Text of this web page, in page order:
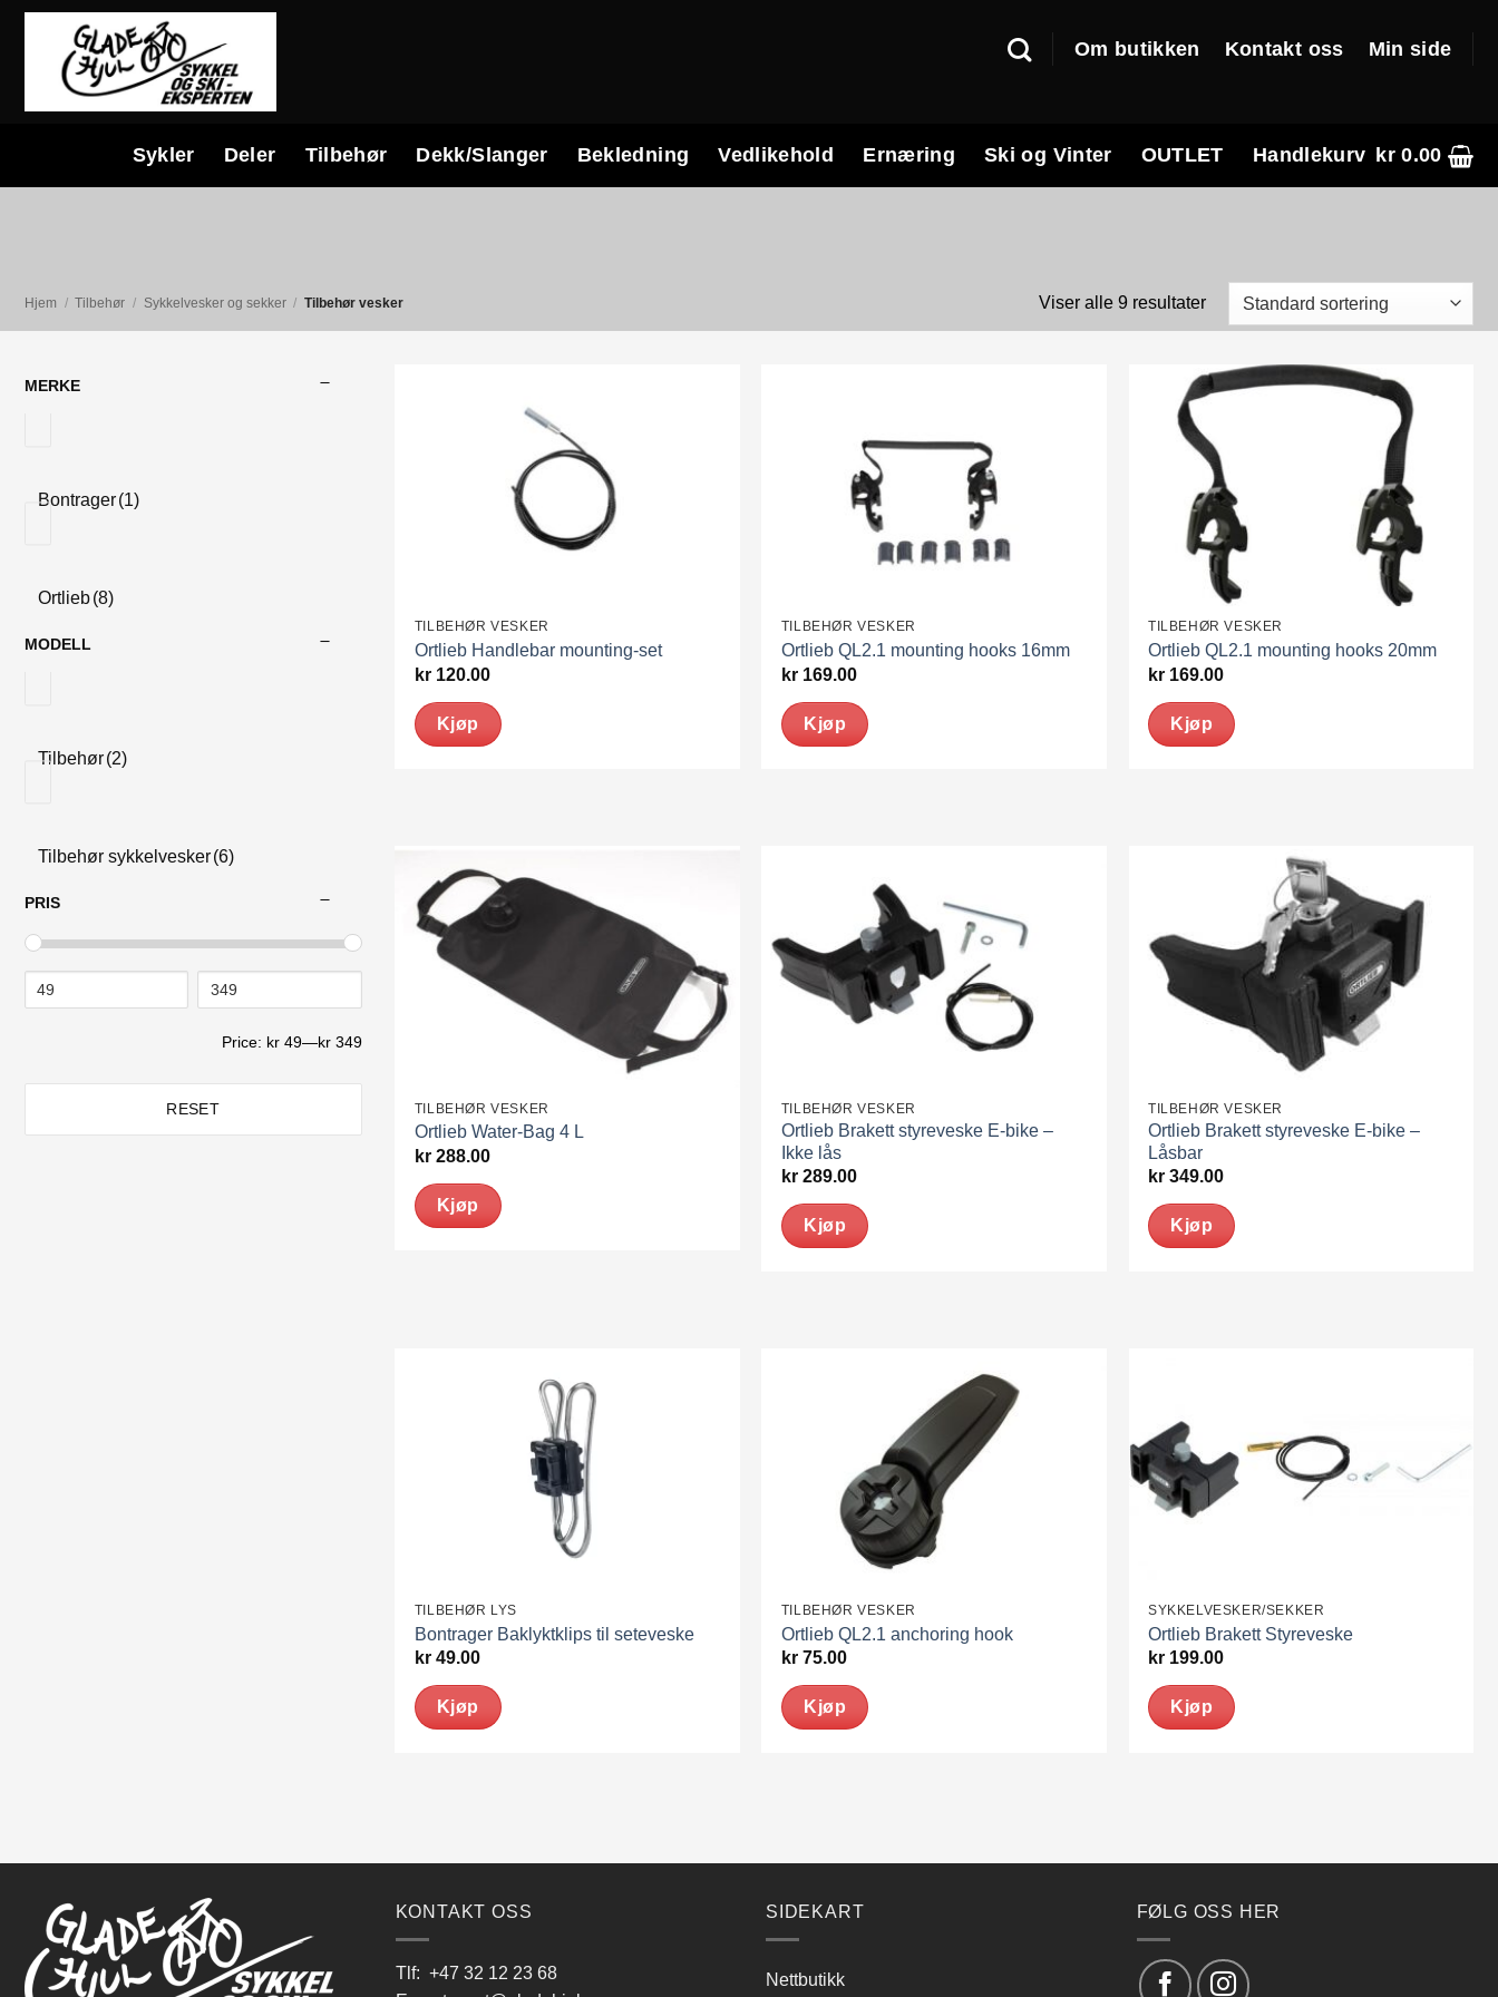
Skip
Om butikken Kontakt oss Min side
Sykler Deler Tilbehør Dekk/Slanger Bekledning Vedlikehold Ernæring Ski og Vinter OUTLET Handlekurv kr0.00
Hjem / Tilbehør / Sykkelvesker og sekker / Tilbehør vesker Viser alle 9 resultater
MERKE
Bontrager(1)
Ortlieb(8)
MODELL
Tilbehør(2)
Tilbehør sykkelvesker(6)
PRIS
Price: kr 49—kr 349
RESET
TILBEHØR VESKER
Ortlieb Handlebar mounting-set
kr120.00
Kjøp
TILBEHØR VESKER
Ortlieb QL2.1 mounting hooks 16mm
kr169.00
Kjøp
TILBEHØR VESKER
Ortlieb QL2.1 mounting hooks 20mm
kr 169.00
Kjøp
TILBEHØR VESKER
Ortlieb Water-Bag 4 L
kr288.00
Kjøp
TILBEHØR VESKER
Ortlieb Brakett styreveske E-bike –
Ikke lås
kr289.00
Kjøp
TILBEHØR VESKER
Ortlieb Brakett styreveske E-bike –
Låsbar
kr 349.00
Kjøp
TILBEHØR LYS
Bontrager Baklyktklips til seteveske
kr49.00
Kjøp
TILBEHØR VESKER
Ortlieb QL2.1 anchoring hook
kr75.00
Kjøp
SYKKELVESKER/SEKKER
Ortlieb Brakett Styreveske
kr 199.00
Kjøp
KONTAKT OSS
Tlf: +47 32 12 23 68
SIDEKART
Nettbutikk
FØLG OSS HER